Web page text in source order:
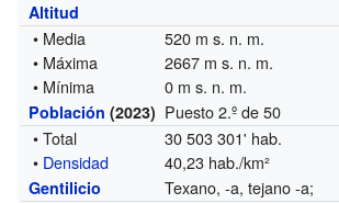
Altitud
• Media
520 m s. n. m.
• Máxima
2667 m s. n. m.
• Mínima
0 m s. n. m.
Población (2023) Puesto 2.º de 50
• Total
30 503 301' hab.
• Densidad 40,23 hab./km²
Gentilicio Texano, -a, tejano -a;